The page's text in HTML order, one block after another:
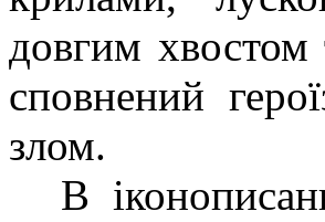
довгим
сповнений
злом.
В